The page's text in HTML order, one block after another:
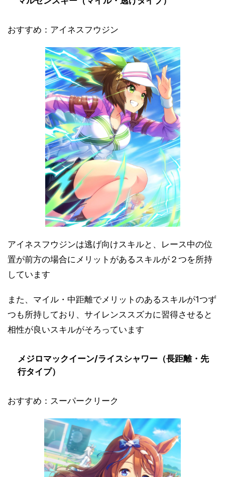
おすすめ：アイネスフウジン
アイネスフウジンは逃げ向けスキルと、レース中の位
置が前方の場合にメリットがあるスキルが２つを所持
しています
また、マイル・中距離でメリットのあるスキルが1つず
つも所持しており、サイレンススズカに習得させると
相性が良いスキルがそろっています
メジロマックイーン/ライスシャワー（長距離・先
行タイプ）
おすすめ：スーパークリーク